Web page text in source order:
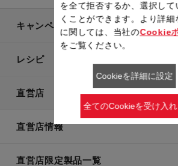
キャンペーン・特集
レシピ
直営店
直営店情報
直営店限定製品一覧
を全て拒否するか、選択して
くことができます。より詳細
に関しては、当社のCookie
をご覧ください。
Cookieを詳細に設定
全てのCookieを受け入れ